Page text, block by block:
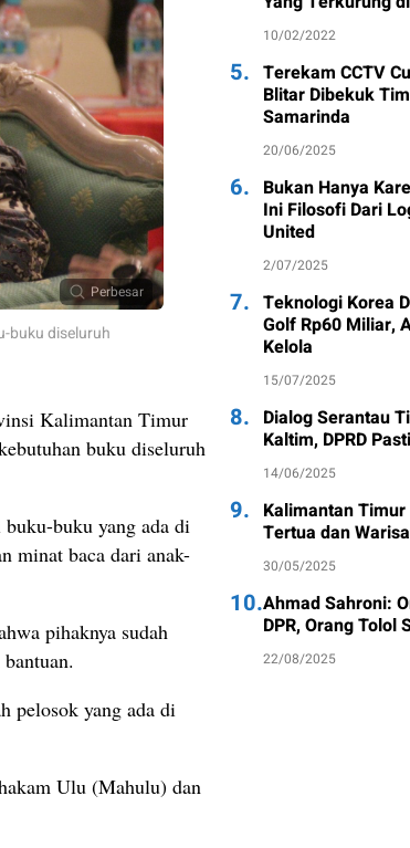
Perbesar
buku diseluruh
Kalimantan Timur
buku diseluruh
buku yang ada di
minat baca dari anak-
pihaknya sudah
pelosok yang ada di
Ulu (Mahulu) dan
10/02/2022
5. Terekam CCTV
Blitar Dibekuk
Samarinda
20/06/2025
6. Bukan Hanya
Ini Filosofi Dari
United
2/07/2025
7. Teknologi Korea
Golf Rp60 Miliar,
Kelola
15/07/2025
8. Dialog Serantau
Kaltim, DPRD
14/06/2025
9. Kalimantan
Tertua dan
30/05/2025
10.Ahmad Sahroni:
DPR, Orang Tolol
22/08/2025